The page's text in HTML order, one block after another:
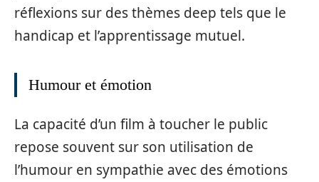
réflexions sur des thèmes deep tels que le
handicap et l’apprentissage mutuel.
Humour et émotion
La capacité d’un film à toucher le public
repose souvent sur son utilisation de
l’humour en sympathie avec des émotions